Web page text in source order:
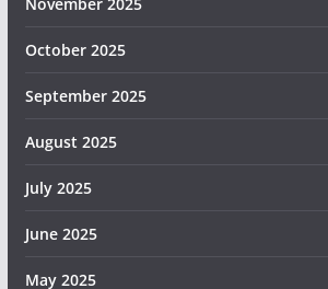
October 2025
September 2025
August 2025
July 2025
June 2025
May 2025